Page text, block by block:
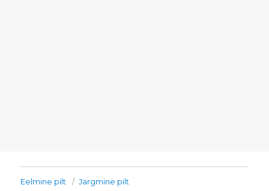
Eelmine pilt Järgmine pilt